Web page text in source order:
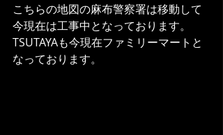
こちらの地図の麻布警察署は移動して
今現在は工事中となっております。
TSUTAYAも今現在ファミリーマートと
なっております。